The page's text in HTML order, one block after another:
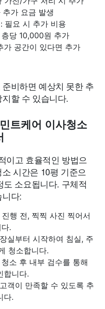
가 요금 발생
필요 시 추가 비용
당 10,000원 추가
가 공간이 있다면 추가
비하면 예상치 못한 추
할 수 있습니다.
트케어 이사청소
이고 효율적인 방법으
시간은 10평 기준으
도 소요됩니다. 구체적
다:
진행 전, 찍찍 사진 찍어서
.
실부터 시작하여 침실, 주
청소합니다.
청소 후 내부 검수를 통해
합니다.
고객이 만족할 수 있도록 추
다.